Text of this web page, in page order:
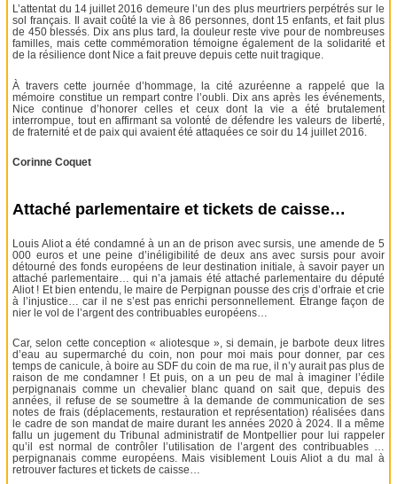
L’attentat du 14 juillet 2016 demeure l’un des plus meurtriers perpétrés sur le
sol français. Il avait coûté la vie à 86 personnes, dont 15 enfants, et fait plus
de 450 blessés. Dix ans plus tard, la douleur reste vive pour de nombreuses
familles, mais cette commémoration témoigne également de la solidarité et
de la résilience dont Nice a fait preuve depuis cette nuit tragique.
À travers cette journée d’hommage, la cité azuréenne a rappelé que la
mémoire constitue un rempart contre l’oubli. Dix ans après les événements,
Nice continue d’honorer celles et ceux dont la vie a été brutalement
interrompue, tout en affirmant sa volonté de défendre les valeurs de liberté,
de fraternité et de paix qui avaient été attaquées ce soir du 14 juillet 2016.
Corinne Coquet
Attaché parlementaire et tickets de caisse…
Louis Aliot a été condamné à un an de prison avec sursis, une amende de 5
000 euros et une peine d’inéligibilité de deux ans avec sursis pour avoir
détourné des fonds européens de leur destination initiale, à savoir payer un
attaché parlementaire… qui n’a jamais été attaché parlementaire du député
Aliot ! Et bien entendu, le maire de Perpignan pousse des cris d’orfraie et crie
à l’injustice… car il ne s’est pas enrichi personnellement. Étrange façon de
nier le vol de l’argent des contribuables européens…
Car, selon cette conception « aliotesque », si demain, je barbote deux litres
d’eau au supermarché du coin, non pour moi mais pour donner, par ces
temps de canicule, à boire au SDF du coin de ma rue, il n’y aurait pas plus de
raison de me condamner ! Et puis, on a un peu de mal à imaginer l’édile
perpignanais comme un chevalier blanc quand on sait que, depuis des
années, il refuse de se soumettre à la demande de communication de ses
notes de frais (déplacements, restauration et représentation) réalisées dans
le cadre de son mandat de maire durant les années 2020 à 2024. Il a même
fallu un jugement du Tribunal administratif de Montpellier pour lui rappeler
qu’il est normal de contrôler l’utilisation de l’argent des contribuables …
perpignanais comme européens. Mais visiblement Louis Aliot a du mal à
retrouver factures et tickets de caisse…